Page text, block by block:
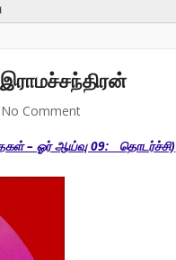
No Comment
– ஓர் ஆய்வு 09: தொடர்ச்சி)